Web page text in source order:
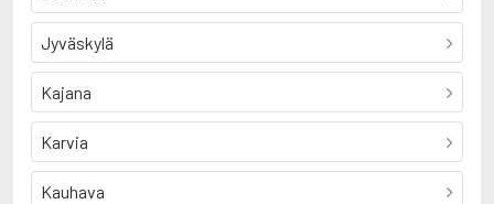
Jyväskylä
Kajana
Karvia
Kauhava